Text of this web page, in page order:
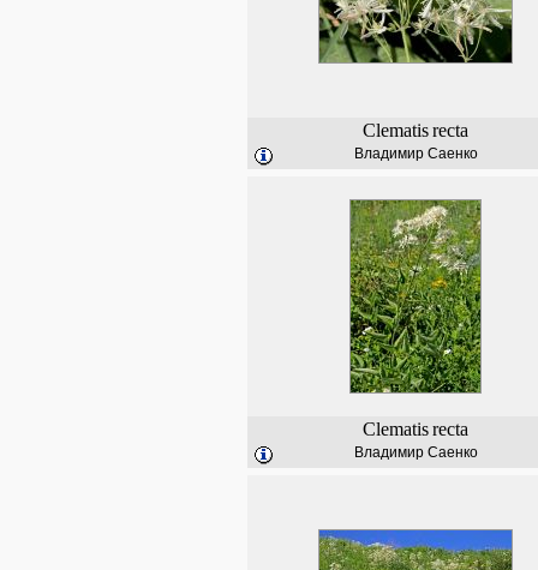
Clematisrecta
Владимир Саенко
Clematisrecta
Владимир Саенко